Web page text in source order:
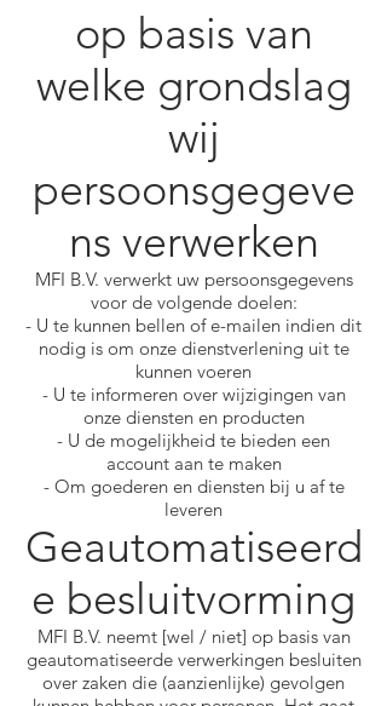
op basis van
welke grondslag
wij
persoonsgegeve
ns verwerken
MFI B.V. verwerkt uw persoonsgegevens
voor de volgende doelen:
- U te kunnen bellen of e-mailen indien dit
nodig is om onze dienstverlening uit te
kunnen voeren
- U te informeren over wijzigingen van
onze diensten en producten
- U de mogelijkheid te bieden een
account aan te maken
- Om goederen en diensten bij u af te
leveren
Geautomatiseerd
e besluitvorming
MFI B.V. neemt [wel / niet] op basis van
geautomatiseerde verwerkingen besluiten
over zaken die (aanzienlijke) gevolgen